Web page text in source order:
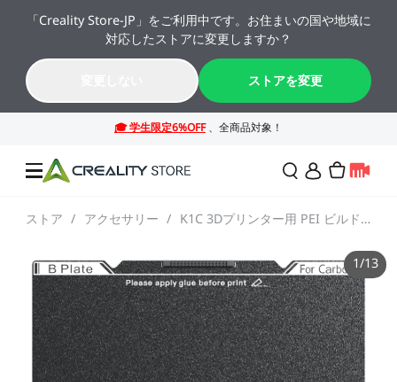
🔥 最大50%OFF！お盆休み限定セール →→
K2シリーズが年間最安値。今すぐチェック！→→
09 14 01 17
セール
週末サプライズセール
法人様・大量購入のお客
3Dプリンター
SPARKX シリーズ NEW
レーザー彫刻機
ストア / アクセサリー / K1C 3Dプリンター用 PEI ビルドプレート （ソフト磁気ステッカーなし）
1/13
「Creality Store-JP」をご利用中です。お住まいの国や地域に
対応したストアに変更しますか？
ストアを変更